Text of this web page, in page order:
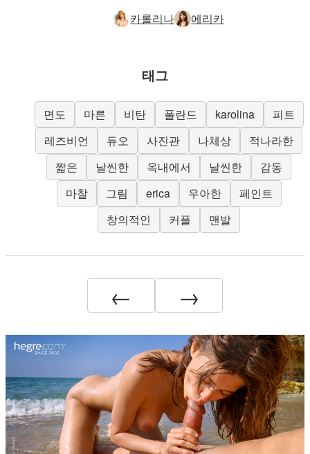
카롤리나 에리카
태그
면도 마른 비탄 폴란드 karolina
피트
레즈비언
듀오 사진관 나체상
적나라한
짧은
날씬한 옥내에서 날씬한
감동
마찰
그림 erica 우아한
페인트
창의적인
커플 맨발
← →